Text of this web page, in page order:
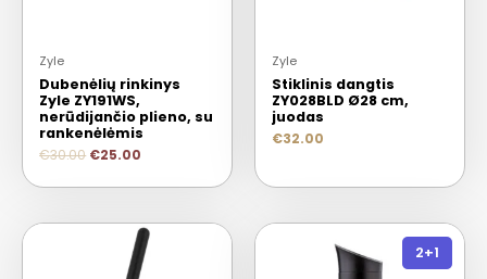
Zyle
Dubenėlių rinkinys
Zyle ZY191WS,
nerūdijančio plieno, su
rankenėlėmis
€30.00 €25.00
Zyle
Stiklinis dangtis
ZY028BLD Ø28 cm,
juodas
€32.00
2+1